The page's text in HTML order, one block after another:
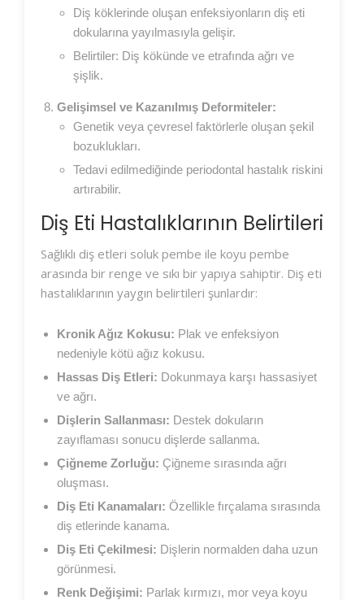
Diş köklerinde oluşan enfeksiyonların diş eti
dokularına yayılmasıyla gelişir.
Belirtiler: Diş kökünde ve etrafında ağrı ve
şişlik.
Gelişimsel ve Kazanılmış Deformiteler:
Genetik veya çevresel faktörlerle oluşan şekil
bozuklukları.
Tedavi edilmediğinde periodontal hastalık riskini
artırabilir.
Diş Eti Hastalıklarının Belirtileri
Sağlıklı diş etleri soluk pembe ile koyu pembe
arasında bir renge ve sıkı bir yapıya sahiptir. Diş eti
hastalıklarının yaygın belirtileri şunlardır:
Kronik Ağız Kokusu: Plak ve enfeksiyon
nedeniyle kötü ağız kokusu.
Hassas Diş Etleri: Dokunmaya karşı hassasiyet
ve ağrı.
Dişlerin Sallanması: Destek dokuların
zayıflaması sonucu dişlerde sallanma.
Çiğneme Zorluğu: Çiğneme sırasında ağrı
oluşması.
Diş Eti Kanamaları: Özellikle fırçalama sırasında
diş etlerinde kanama.
Diş Eti Çekilmesi: Dişlerin normalden daha uzun
görünmesi.
Renk Değişimi: Parlak kırmızı, mor veya koyu